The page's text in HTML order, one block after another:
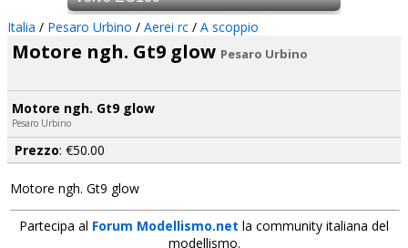
Italia / Pesaro Urbino / Aerei rc / A scoppio
Motore ngh. Gt9 glow Pesaro Urbino
Motore ngh. Gt9 glow
Pesaro Urbino
Prezzo: €50.00
Motore ngh. Gt9 glow
Partecipa al Forum Modellismo.net la community italiana del
modellismo.